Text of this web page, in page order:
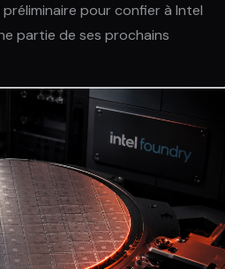
pour confier à Intel
partie de ses prochains